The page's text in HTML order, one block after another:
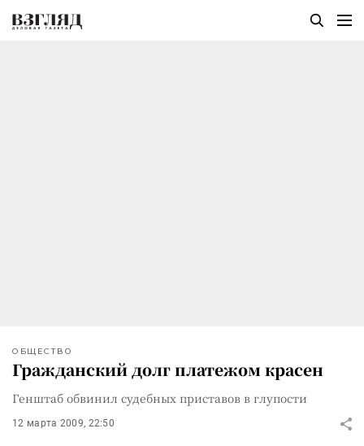
ОБЩЕСТВО
Гражданский долг платежом красен
Генштаб обвинил судебных приставов в глупости
12 марта 2009, 22:50